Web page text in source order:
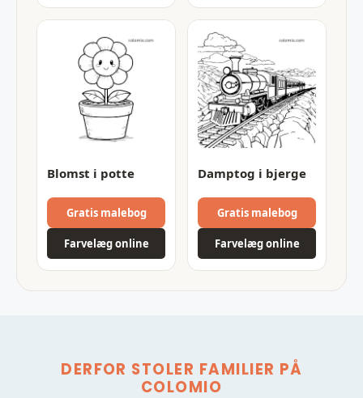
Blomst i potte
Gratis malebog
Farvelæg online
Damptog i bjerge
Gratis malebog
Farvelæg online
DERFOR STOLER FAMILIER PÅ
COLOMIO